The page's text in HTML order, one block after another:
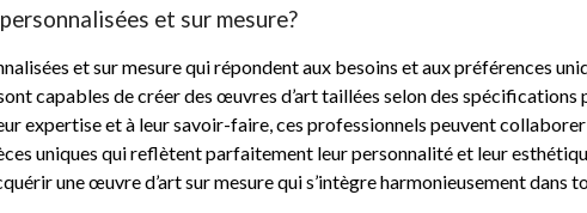
et sur mesure?
et sur mesure qui répondent aux besoins et aux préférences
capables de créer des œuvres d’art taillées selon des
expertise et à leur savoir-faire, ces professionnels peuvent
uniques qui reflètent parfaitement leur personnalité et leur
une œuvre d’art sur mesure qui s’intègre harmonieusement dans